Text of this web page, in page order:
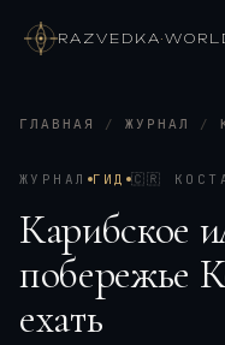
RAZVEDKA·
ГЛАВНАЯ / ЖУРНАЛ /
ЖУРНАЛ ГИД 🇨🇷
Карибское
побережье
ехать